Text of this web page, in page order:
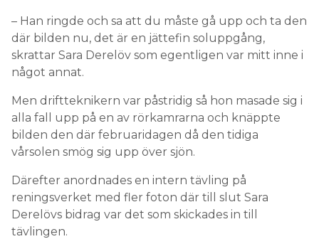
– Han ringde och sa att du måste gå upp och ta den
där bilden nu, det är en jättefin soluppgång,
skrattar Sara Derelöv som egentligen var mitt inne i
något annat.
Men driftteknikern var påstridig så hon masade sig i
alla fall upp på en av rörkamrarna och knäppte
bilden den där februaridagen då den tidiga
vårsolen smög sig upp över sjön.
Därefter anordnades en intern tävling på
reningsverket med fler foton där till slut Sara
Derelövs bidrag var det som skickades in till
tävlingen.